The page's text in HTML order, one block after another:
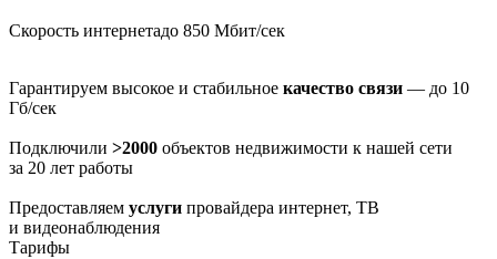
Скорость интернетадо 850 Мбит/сек
Гарантируем высокое и стабильное качество связи — до 10
Гб/сек
Подключили >2000 объектов недвижимости к нашей сети
за 20 лет работы
Предоставляем услуги провайдера интернет, ТВ
и видеонаблюдения
Тарифы